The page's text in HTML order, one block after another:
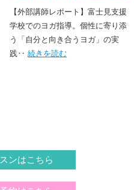
に寄り添う「誠実なヨガ」の
実践
【外部講師レポート】富士見支援
学校でのヨガ指導。個性に寄り添
う「自分と向き合うヨガ」の実
践‥続きを読む
ンはこちら